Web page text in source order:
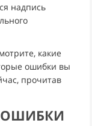
надпись
какие
ошибки вы
прочитав
ОШИБКИ